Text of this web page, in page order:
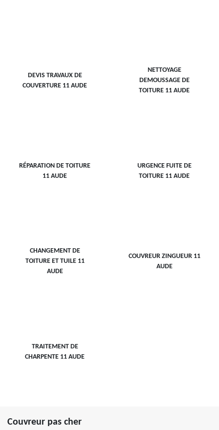
DEVIS TRAVAUX DE
COUVERTURE 11 AUDE
NETTOYAGE
DEMOUSSAGE DE
TOITURE 11 AUDE
RÉPARATION DE TOITURE
11 AUDE
URGENCE FUITE DE
TOITURE 11 AUDE
CHANGEMENT DE
TOITURE ET TUILE 11
AUDE
COUVREUR ZINGUEUR 11
AUDE
TRAITEMENT DE
CHARPENTE 11 AUDE
Couvreur pas cher